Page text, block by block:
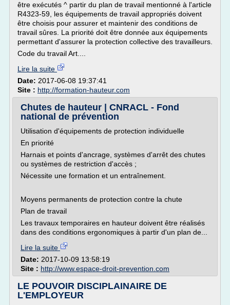
être exécutés ^ partir du plan de travail mentionné à l'article
R4323-59, les équipements de travail appropriés doivent
être choisis pour assurer et maintenir des conditions de
travail sûres. La priorité doit être donnée aux équipements
permettant d'assurer la protection collective des travailleurs.
Code du travail Art....
Lire la suite
Date: 2017-06-08 19:37:41
Site : http://formation-hauteur.com
Chutes de hauteur | CNRACL - Fond
national de prévention
Utilisation d'équipements de protection individuelle
En priorité
Harnais et points d'ancrage, systèmes d'arrêt des chutes
ou systèmes de restriction d'accès ;
Nécessite une formation et un entraînement.
Moyens permanents de protection contre la chute
Plan de travail
Les travaux temporaires en hauteur doivent être réalisés
dans des conditions ergonomiques à partir d'un plan de...
Lire la suite
Date: 2017-10-09 13:58:19
Site : http://www.espace-droit-prevention.com
LE POUVOIR DISCIPLAINAIRE DE
L'EMPLOYEUR